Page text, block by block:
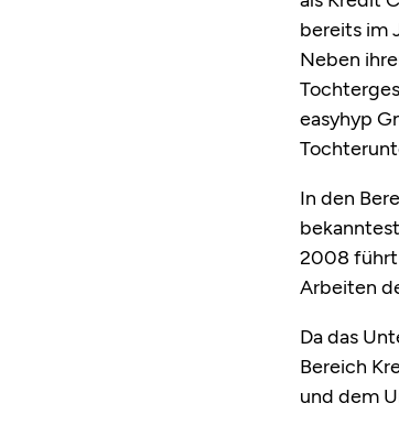
bereits im
Neben
easyhyp
In den
2008 führt
Arbeiten
Da das
Bereich
und dem